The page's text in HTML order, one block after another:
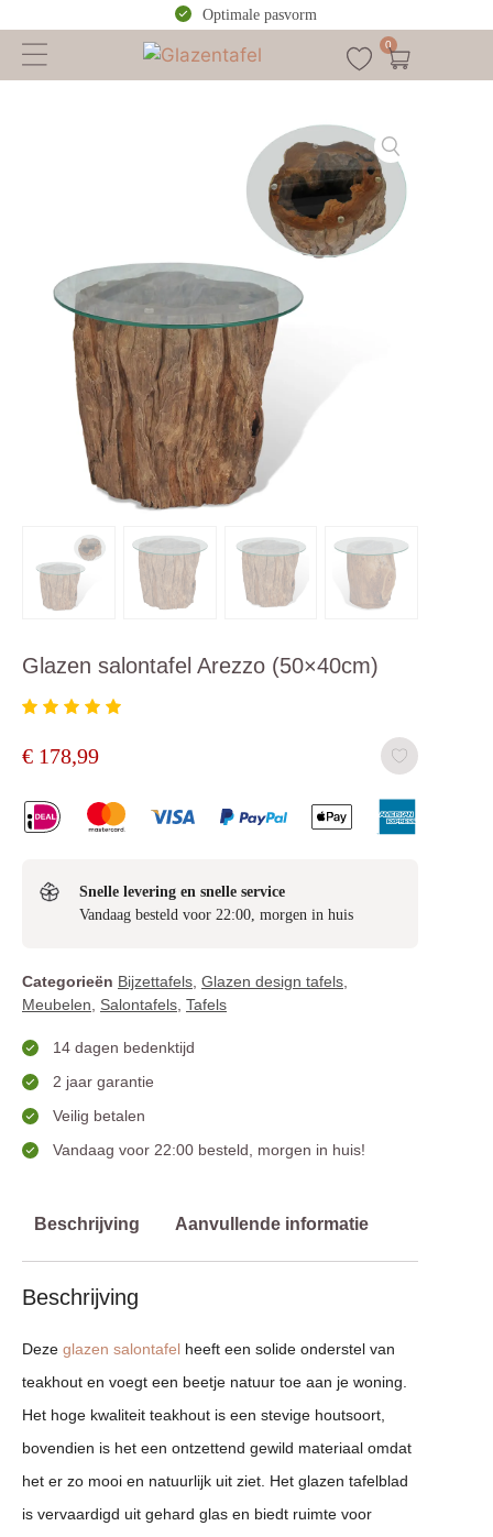
Optimale pasvorm
0
Glazen salontafel Arezzo (50×40cm)
€ 178,99
Snelle levering en snelle service
Vandaag besteld voor 22:00, morgen in huis
Categorieën Bijzettafels, Glazen design tafels,
Meubelen, Salontafels, Tafels
14 dagen bedenktijd
2 jaar garantie
Veilig betalen
Vandaag voor 22:00 besteld, morgen in huis!
Beschrijving Aanvullende informatie
Beschrijving
Deze glazen salontafel heeft een solide onderstel van
teakhout en voegt een beetje natuur toe aan je woning.
Het hoge kwaliteit teakhout is een stevige houtsoort,
bovendien is het een ontzettend gewild materiaal omdat
het er zo mooi en natuurlijk uit ziet. Het glazen tafelblad
is vervaardigd uit gehard glas en biedt ruimte voor